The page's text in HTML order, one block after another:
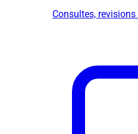
Consultes,